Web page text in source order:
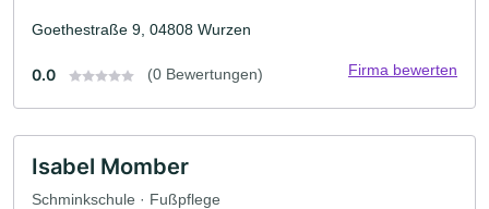
Goethestraße 9, 04808 Wurzen
0.0 (0 Bewertungen) Firma bewerten
Isabel Momber
Schminkschule · Fußpflege